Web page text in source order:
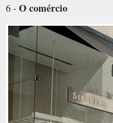
6 - O comércio